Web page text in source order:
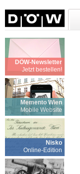
DÖW-Newsletter
Jetzt bestellen!
Memento Wien
Mobile Website
Nisko
Online-Edition